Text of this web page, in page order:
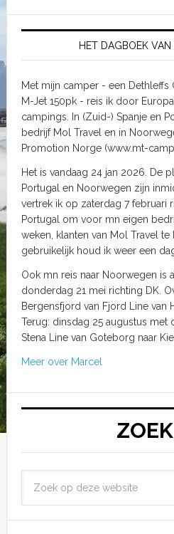
HET DAGBOEK VAN
Met mijn camper - een
M-Jet 150pk - reis ik door
campings. In (Zuid-) Spanje en
bedrijf Mol Travel en in
Promotion Norge (www.mt-
Het is vandaag 24 jan 2026. De
Portugal en Noorwegen zijn
vertrek ik op zaterdag 7 februari
Portugal om voor mn eigen
weken, klanten van Mol Travel
gebruikelijk houd ik weer een
Ook mn reis naar Noorwegen is
donderdag 21 mei richting DK.
Bergensfjord van Fjord Line van
Terug: dinsdag 25 augustus met
Stena Line van Goteborg naar
Meer over Marcel